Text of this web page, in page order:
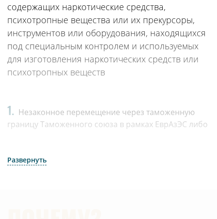
содержащих наркотические средства,
психотропные вещества или их прекурсоры,
инструментов или оборудования, находящихся
под специальным контролем и используемых
для изготовления наркотических средств или
психотропных веществ
1. Незаконное перемещение через таможенную
границу Таможенного союза в рамках ЕврАзЭС либо
рамках ЕврАзЭС наркотических средств,
Развернуть